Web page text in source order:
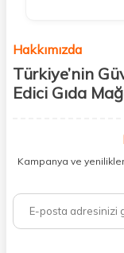
Hakkımızda
Türkiye’nin
Edici Gıda
kişisel bakım hem de
buluşturuyoruz. Artık
ihtiyacınız olan her
%100 orijinal kozmetik
vücudunuzu
Kampanya ve